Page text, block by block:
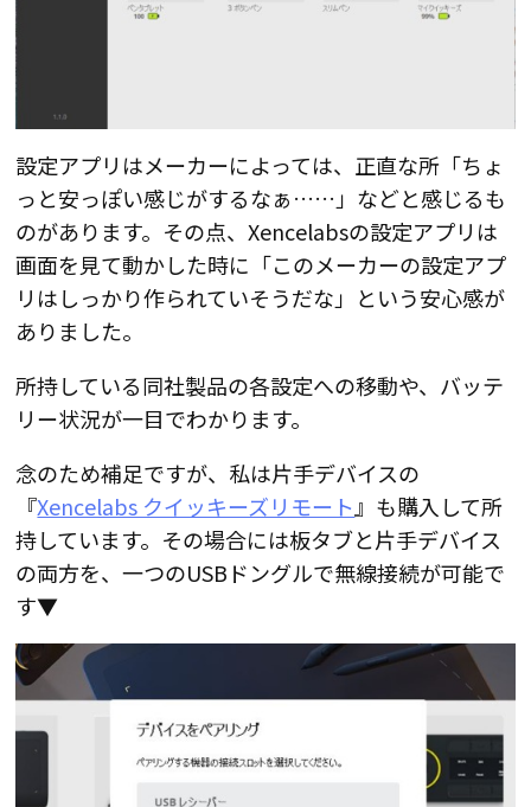
設定アプリはメーカーによっては、正直な所「ちょ
っと安っぽい感じがするなぁ……」などと感じるも
のがあります。その点、Xencelabsの設定アプリは
画面を見て動かした時に「このメーカーの設定アプ
リはしっかり作られていそうだな」という安心感が
ありました。
所持している同社製品の各設定への移動や、バッテ
リー状況が一目でわかります。
念のため補足ですが、私は片手デバイスの
『Xencelabs クイッキーズリモート 』も購入して所
持しています。その場合には板タブと片手デバイス
の両方を、一つのUSBドングルで無線接続が可能で
す▼